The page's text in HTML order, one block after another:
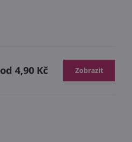
od 4,90 Kč Zobrazit